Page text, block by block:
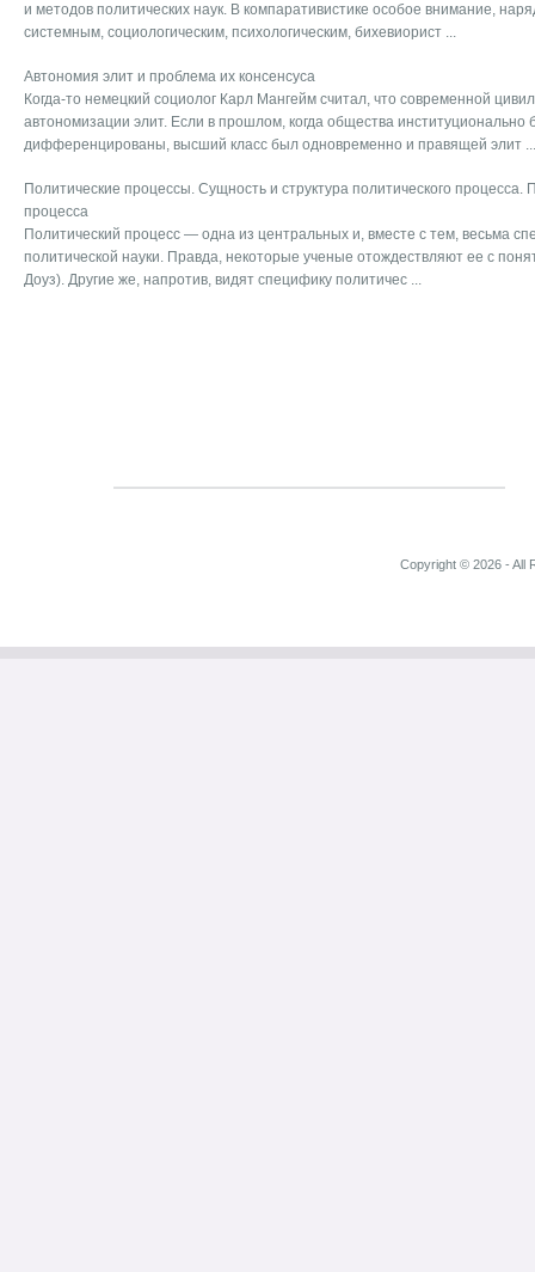
и методов политических наук. В компаративистике особое внимание,
системным, социологическим, психологическим, бихевиорист ...
Автономия элит и проблема их консенсуса
Когда-то немецкий социолог Карл Мангейм считал, что современной
автономизации элит. Если в прошлом, когда общества институционально
дифференцированы, высший класс был одновременно и правящей элит ...
Политические процессы. Сущность и структура политического процесса.
процесса
Политический процесс — одна из центральных и, вместе с тем, весьма
политической науки. Правда, некоторые ученые отождествляют ее с
Доуз). Другие же, напротив, видят специфику политичес ...
Copyright © 2026 - All